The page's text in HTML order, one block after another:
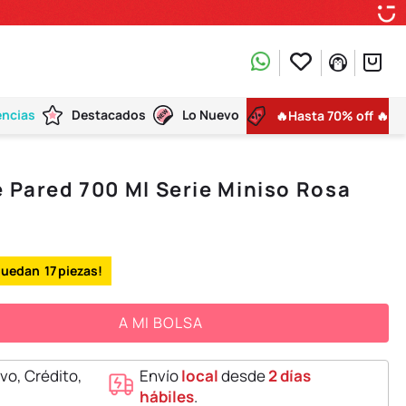
Destacados Lo Nuevo 🔥Hasta 70% off 🔥
Pared 700 Ml Serie Miniso Rosa
17
A MI BOLSA
Crédito,
Envíolocaldesde2 días
hábiles.